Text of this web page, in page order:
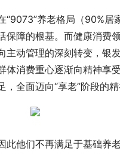
“9073”养老格局（90%居
保障的根基。而健康消费
主动管理的深刻转变，银
体消费重心逐渐向精神享
，全面迈向“享老”阶段的精
此他们不再满足于基础养